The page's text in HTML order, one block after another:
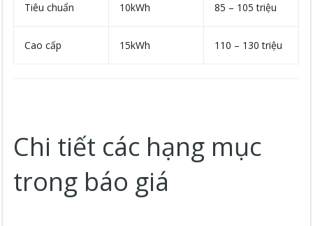
Tiêu chuẩn 10kWh 85 – 105 triệu
Cao cấp 15kWh 110 – 130 triệu
Chi tiết các hạng mục
trong báo giá